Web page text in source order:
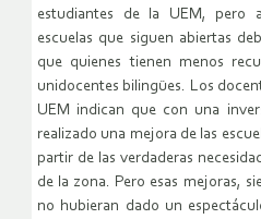
estudiantes de la UEM, pero
escuelas que siguen abiertas
que quienes tienen menos
unidocentes bilingües. Los
UEM indican que con una
realizado una mejora de las
partir de las verdaderas
de la zona. Pero esas mejoras,
no hubieran dado un